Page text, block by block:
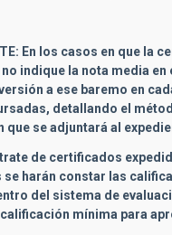
En los casos en que la
indique la nota media en
a ese baremo en
detallando el
que se adjuntará al
de certificados
se harán constar las
del sistema de
mínima para